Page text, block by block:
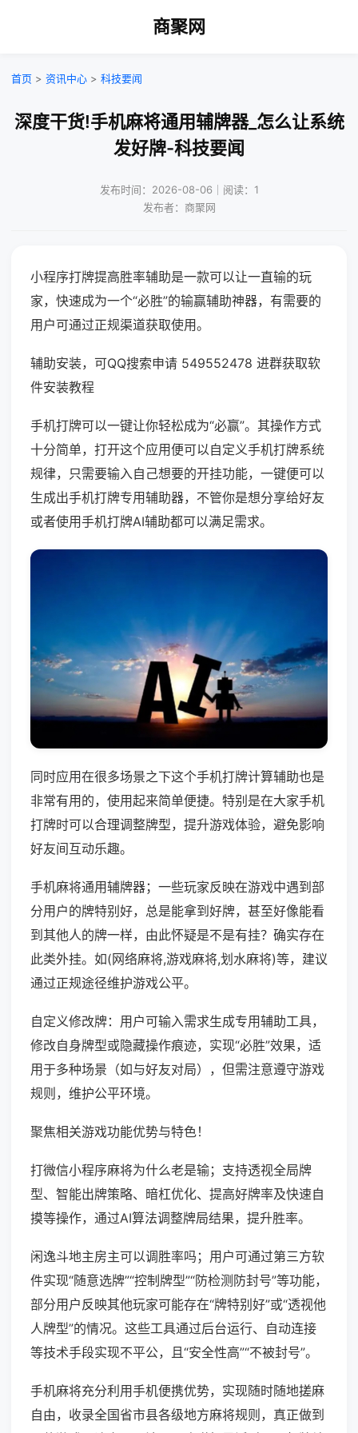
商聚网
首页 > 资讯中心 > 科技要闻
深度干货!手机麻将通用辅牌器_怎么让系统
发好牌-科技要闻
发布时间：2026-08-06｜阅读：1
发布者：商聚网
小程序打牌提高胜率辅助是一款可以让一直输的玩
家，快速成为一个“必胜”的输赢辅助神器，有需要的
用户可通过正规渠道获取使用。
辅助安装，可QQ搜索申请 549552478 进群获取软
件安装教程
手机打牌可以一键让你轻松成为“必赢”。其操作方式
十分简单，打开这个应用便可以自定义手机打牌系统
规律，只需要输入自己想要的开挂功能，一键便可以
生成出手机打牌专用辅助器，不管你是想分享给好友
或者使用手机打牌AI辅助都可以满足需求。
同时应用在很多场景之下这个手机打牌计算辅助也是
非常有用的，使用起来简单便捷。特别是在大家手机
打牌时可以合理调整牌型，提升游戏体验，避免影响
好友间互动乐趣。
手机麻将通用辅牌器；一些玩家反映在游戏中遇到部
分用户的牌特别好，总是能拿到好牌，甚至好像能看
到其他人的牌一样，由此怀疑是不是有挂？确实存在
此类外挂。如(网络麻将,游戏麻将,划水麻将)等，建议
通过正规途径维护游戏公平。
自定义修改牌：用户可输入需求生成专用辅助工具，
修改自身牌型或隐藏操作痕迹，实现“必胜”效果，适
用于多种场景（如与好友对局），但需注意遵守游戏
规则，维护公平环境。
聚焦相关游戏功能优势与特色！
打微信小程序麻将为什么老是输；支持透视全局牌
型、智能出牌策略、暗杠优化、提高好牌率及快速自
摸等操作，通过AI算法调整牌局结果，提升胜率。
闲逸斗地主房主可以调胜率吗；用户可通过第三方软
件实现“随意选牌”“控制牌型”“防检测防封号”等功能，
部分用户反映其他玩家可能存在“牌特别好”或“透视他
人牌型”的情况。这些工具通过后台运行、自动连接
等技术手段实现不平公，且“安全性高”“不被封号”。
手机麻将充分利用手机便携优势，实现随时随地搓麻
自由，收录全国省市县各级地方麻将规则，真正做到